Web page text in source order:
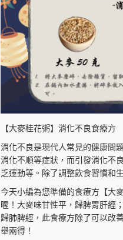
參考資料：
《中藥材食療養生》
作者葉翹
審定曲黎敏、鄭婷宜
《更多食品健康資訊分享》
食療研究室
https://fo93316.wixsite.com/
https://reurl.cc/praNN4
台大食品與生物分子研究中心
http://rcfb.bioagri.ntu.edu.tw/
https://reurl.cc/x6Z7zN
國家食品安全教育暨研究中心
https://www.ncfser.ntu.edu.tw/
全球健康促進產學聯盟
https://reurl.cc/GAWlly
【大麥桂花粥】消化不良食療方
消化不良是現代人常見的健康問
消化不順等症狀，而引發消化不
乏運動等。除了調整飲食習慣和
今天小編為您準備的食療方【大
喔！大麥味甘性平，歸脾胃肝經
歸肺脾經，此食療方除了可以改
舉兩得！